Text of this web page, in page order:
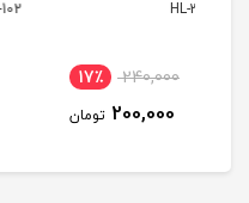
CDM-102 دو سر
90,000
85,000